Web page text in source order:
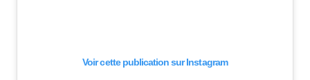
Voir cette publication sur Instagram